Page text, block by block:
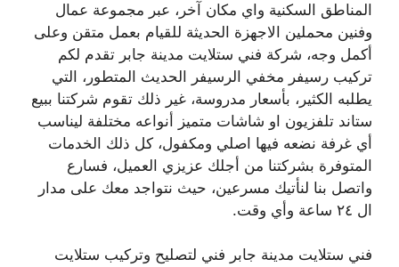
المناطق السكنية واي مكان آخر، عبر مجموعة عمال
وفنين محملين الاجهزة الحديثة للقيام بعمل متقن وعلى
أكمل وجه، شركة فني ستلايت مدينة جابر تقدم لكم
تركيب رسيفر مخفي الرسيفر الحديث المتطور، التي
يطلبه الكثير، بأسعار مدروسة، غير ذلك تقوم شركتنا ببيع
ستاند تلفزيون او شاشات متميز أنواعه مختلفة ليناسب
أي غرفة نضعه فيها اصلي ومكفول، كل ذلك الخدمات
المتوفرة بشركتنا من أجلك عزيزي العميل، فسارع
واتصل بنا لنأتيك مسرعين، حيث نتواجد معك على مدار
ال ٢٤ ساعة وأي وقت.
فني ستلايت مدينة جابر فني لتصليح وتركيب ستلايت